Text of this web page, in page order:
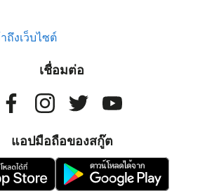
ถึงเว็บไซต์
เชื่อมต่อ
แอปมือถือของสกู๊ต